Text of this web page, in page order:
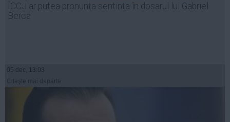
ÎCCJ ar putea pronunța sentința în dosarul lui Gabriel
Berca
05 dec, 13:03